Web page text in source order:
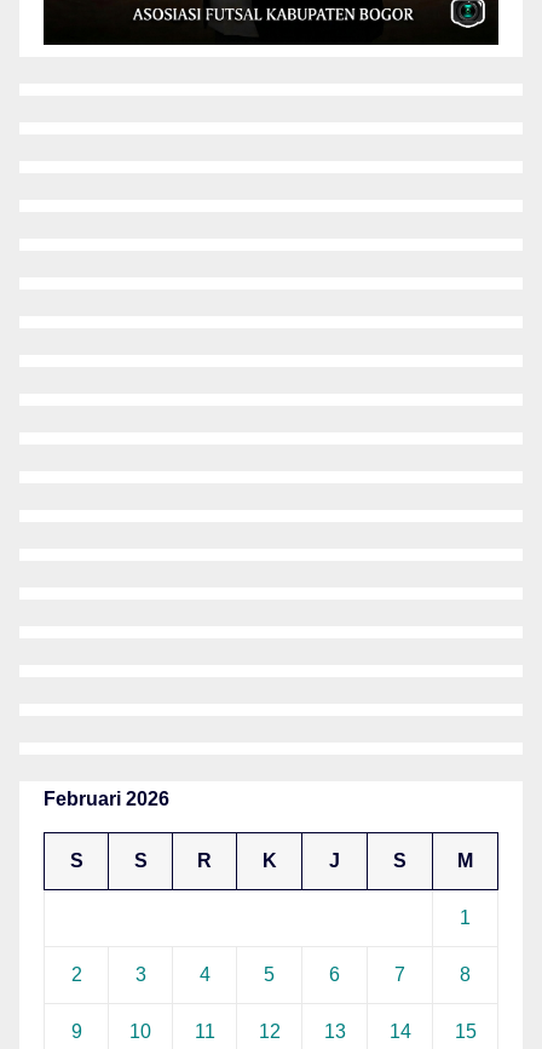
Februari 2026
S S R K J S M
1
2 3 4 5 6 7 8
9 10 11 12 13 14 15